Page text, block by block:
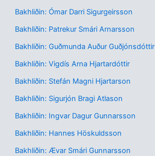
Bakhliðin: Ómar Darri Sigurgeirsson
Bakhliðin: Patrekur Smári Arnarsson
Bakhliðin: Guðmunda Auður Guðjónsdóttir
Bakhliðin: Vigdís Arna Hjartardóttir
Bakhliðin: Stefán Magni Hjartarson
Bakhliðin: Sigurjón Bragi Atlason
Bakhliðin: Ingvar Dagur Gunnarsson
Bakhliðin: Hannes Höskuldsson
Bakhliðin: Ævar Smári Gunnarsson